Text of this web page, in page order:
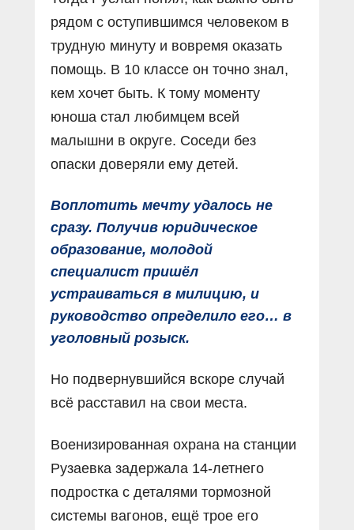
рядом с оступившимся человеком в
трудную минуту и вовремя оказать
помощь. В 10 классе он точно знал,
кем хочет быть. К тому моменту
юноша стал любимцем всей
малышни в округе. Соседи без
опаски доверяли ему детей.
Воплотить мечту удалось не
сразу. Получив юридическое
образование, молодой
специалист пришёл
устраиваться в милицию, и
руководство определило его… в
уголовный розыск.
Но подвернувшийся вскоре случай
всё расставил на свои места.
Военизированная охрана на станции
Рузаевка задержала 14-летнего
подростка с деталями тормозной
системы вагонов, ещё трое его